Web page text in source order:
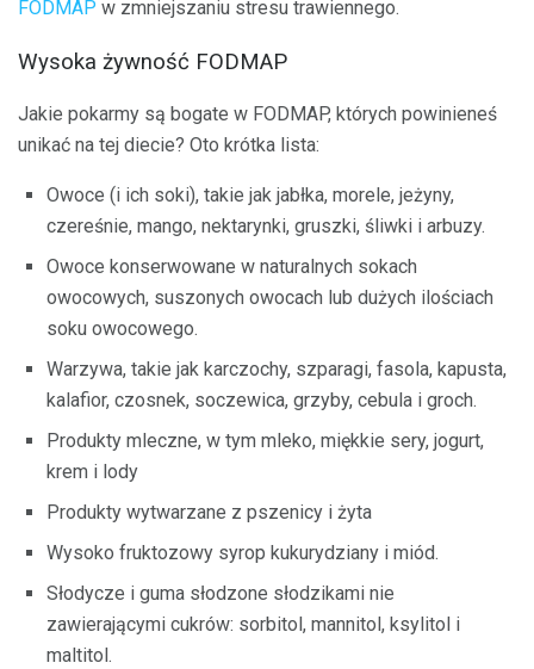
FODMAP w zmniejszaniu stresu trawiennego.
Wysoka żywność FODMAP
Jakie pokarmy są bogate w FODMAP, których powinieneś
unikać na tej diecie? Oto krótka lista:
Owoce (i ich soki), takie jak jabłka, morele, jeżyny,
czereśnie, mango, nektarynki, gruszki, śliwki i arbuzy.
Owoce konserwowane w naturalnych sokach
owocowych, suszonych owocach lub dużych ilościach
soku owocowego.
Warzywa, takie jak karczochy, szparagi, fasola, kapusta,
kalafior, czosnek, soczewica, grzyby, cebula i groch.
Produkty mleczne, w tym mleko, miękkie sery, jogurt,
krem ​​i lody
Produkty wytwarzane z pszenicy i żyta
Wysoko fruktozowy syrop kukurydziany i miód.
Słodycze i guma słodzone słodzikami nie
zawierającymi cukrów: sorbitol, mannitol, ksylitol i
maltitol.